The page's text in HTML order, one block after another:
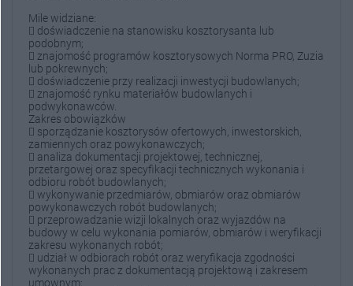
Mile widziane:
 doświadczenie na stanowisku kosztorysanta lub
podobnym;
 znajomość programów kosztorysowych Norma PRO, Zuzia
lub pokrewnych;
 doświadczenie przy realizacji inwestycji budowlanych;
 znajomość rynku materiałów budowlanych i
podwykonawców.
Zakres obowiązków
 sporządzanie kosztorysów ofertowych, inwestorskich,
zamiennych oraz powykonawczych;
 analiza dokumentacji projektowej, technicznej,
przetargowej oraz specyfikacji technicznych wykonania i
odbioru robót budowlanych;
 wykonywanie przedmiarów, obmiarów oraz obmiarów
powykonawczych robót budowlanych;
 przeprowadzanie wizji lokalnych oraz wyjazdów na
budowy w celu wykonania pomiarów, obmiarów i weryfikacji
zakresu wykonanych robót;
 udział w odbiorach robót oraz weryfikacja zgodności
wykonanych prac z dokumentacją projektową i zakresem
umownym;